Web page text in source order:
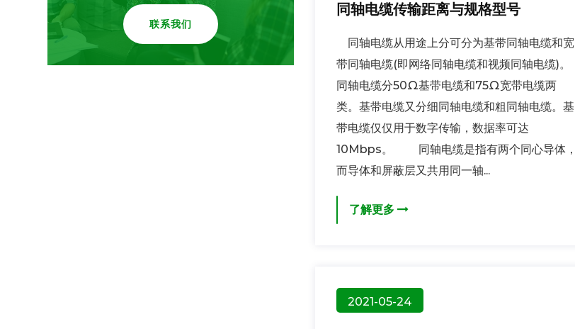
联系我们
同轴电缆传输距离与规格型号
同轴电缆从用途上分可分为基带同轴电缆和宽
带同轴电缆(即网络同轴电缆和视频同轴电缆)。
同轴电缆分50Ω基带电缆和75Ω宽带电缆两
类。基带电缆又分细同轴电缆和粗同轴电缆。基
带电缆仅仅用于数字传输，数据率可达
10Mbps。 同轴电缆是指有两个同心导体，
而导体和屏蔽层又共用同一轴...
了解更多
2021-05-24